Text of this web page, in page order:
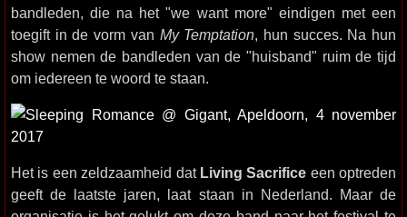
bandleden, die na het "we want more" eindigen met een
toegift in de vorm van My Temptation, hun succes. Na hun
show nemen de bandleden van de "huisband" ruim de tijd
om iedereen te woord te staan.
Het is een zeldzaamheid dat Living Sacrifice een optreden
geeft de laatste jaren, laat staan in Nederland. Maar de